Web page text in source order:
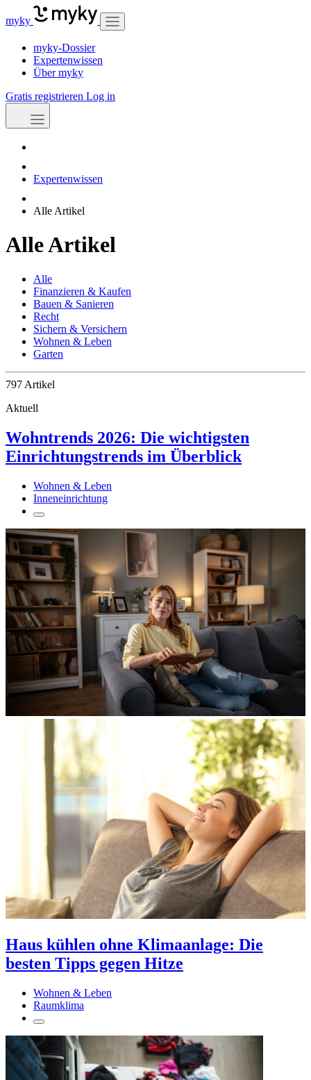
myky
myky-Dossier
Expertenwissen
Über myky
Gratis registrieren Log in
Expertenwissen
Alle Artikel
Alle Artikel
Alle
Finanzieren & Kaufen
Bauen & Sanieren
Recht
Sichern & Versichern
Wohnen & Leben
Garten
797 Artikel
Aktuell
Wohntrends 2026: Die wichtigsten
Einrichtungstrends im Überblick
Wohnen & Leben
Inneneinrichtung
Haus kühlen ohne Klimaanlage: Die
besten Tipps gegen Hitze
Wohnen & Leben
Raumklima